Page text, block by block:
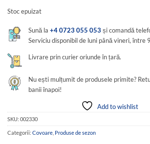
Stoc epuizat
Sună la+4 0723 055 053 și comandă
Serviciu disponibil de luni până vineri, între
Livrare prin curier oriunde în țară.
Nu ești mulțumit de produsele primite?
banii înapoi!
Add to wishlist
SKU: 002330
Categorii: Covoare Produse de sezon